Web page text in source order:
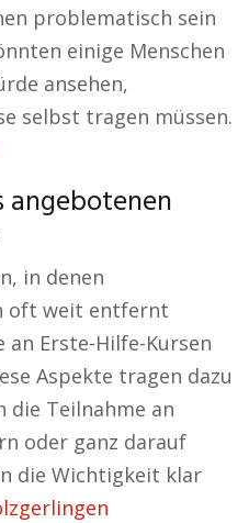
problematisch sein
einige Menschen
ansehen,
selbst tragen müssen.
angebotenen
in denen
oft weit entfernt
an Erste-Hilfe-Kursen
Aspekte tragen dazu
die Teilnahme an
oder ganz darauf
die Wichtigkeit klar